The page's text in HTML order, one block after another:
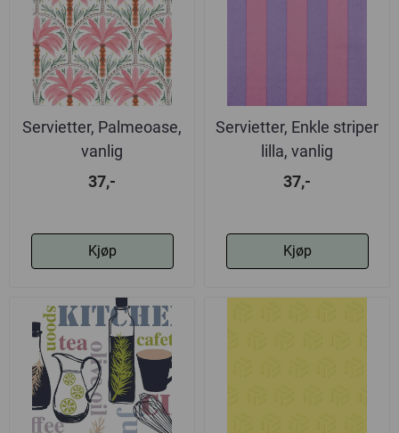
Servietter, Palmeoase,
vanlig
37,-
Kjøp
Servietter, Enkle striper
lilla, vanlig
37,-
Kjøp